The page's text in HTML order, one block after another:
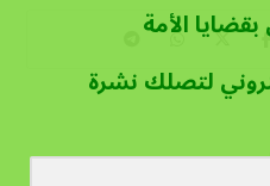
الأمة
لتصلك نشرة